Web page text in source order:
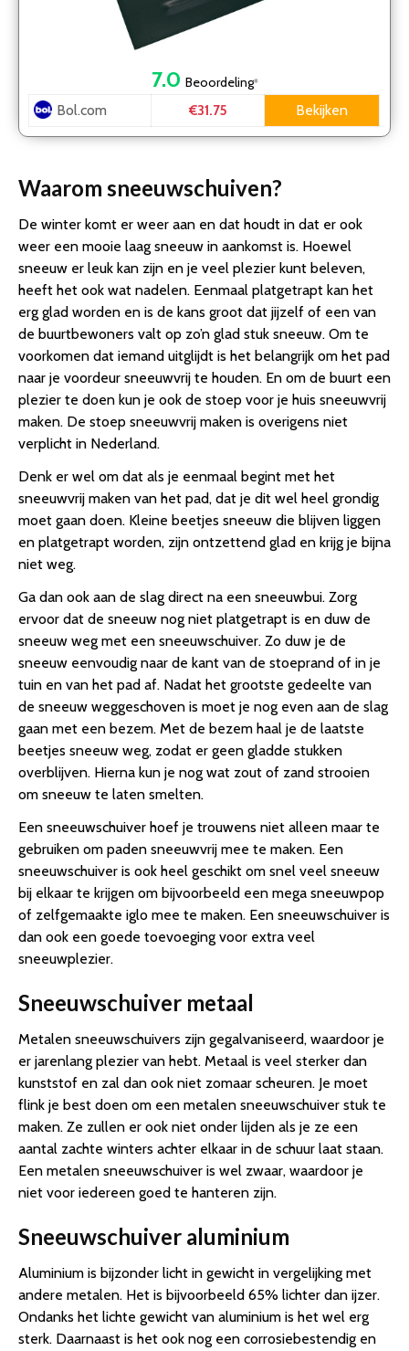
7.0 Beoordeling*
Bol.com €31.75 Bekijken
Waarom sneeuwschuiven?
De winter komt er weer aan en dat houdt in dat er ook
weer een mooie laag sneeuw in aankomst is. Hoewel
sneeuw er leuk kan zijn en je veel plezier kunt beleven,
heeft het ook wat nadelen. Eenmaal platgetrapt kan het
erg glad worden en is de kans groot dat jijzelf of een van
de buurtbewoners valt op zo’n glad stuk sneeuw. Om te
voorkomen dat iemand uitglijdt is het belangrijk om het pad
naar je voordeur sneeuwvrij te houden. En om de buurt een
plezier te doen kun je ook de stoep voor je huis sneeuwvrij
maken. De stoep sneeuwvrij maken is overigens niet
verplicht in Nederland.
Denk er wel om dat als je eenmaal begint met het
sneeuwvrij maken van het pad, dat je dit wel heel grondig
moet gaan doen. Kleine beetjes sneeuw die blijven liggen
en platgetrapt worden, zijn ontzettend glad en krijg je bijna
niet weg.
Ga dan ook aan de slag direct na een sneeuwbui. Zorg
ervoor dat de sneeuw nog niet platgetrapt is en duw de
sneeuw weg met een sneeuwschuiver. Zo duw je de
sneeuw eenvoudig naar de kant van de stoeprand of in je
tuin en van het pad af. Nadat het grootste gedeelte van
de sneeuw weggeschoven is moet je nog even aan de slag
gaan met een bezem. Met de bezem haal je de laatste
beetjes sneeuw weg, zodat er geen gladde stukken
overblijven. Hierna kun je nog wat zout of zand strooien
om sneeuw te laten smelten.
Een sneeuwschuiver hoef je trouwens niet alleen maar te
gebruiken om paden sneeuwvrij mee te maken. Een
sneeuwschuiver is ook heel geschikt om snel veel sneeuw
bij elkaar te krijgen om bijvoorbeeld een mega sneeuwpop
of zelfgemaakte iglo mee te maken. Een sneeuwschuiver is
dan ook een goede toevoeging voor extra veel
sneeuwplezier.
Sneeuwschuiver metaal
Metalen sneeuwschuivers zijn gegalvaniseerd, waardoor je
er jarenlang plezier van hebt. Metaal is veel sterker dan
kunststof en zal dan ook niet zomaar scheuren. Je moet
flink je best doen om een metalen sneeuwschuiver stuk te
maken. Ze zullen er ook niet onder lijden als je ze een
aantal zachte winters achter elkaar in de schuur laat staan.
Een metalen sneeuwschuiver is wel zwaar, waardoor je
niet voor iedereen goed te hanteren zijn.
Sneeuwschuiver aluminium
Aluminium is bijzonder licht in gewicht in vergelijking met
andere metalen. Het is bijvoorbeeld 65% lichter dan ijzer.
Ondanks het lichte gewicht van aluminium is het wel erg
sterk. Daarnaast is het ook nog een corrosiebestendig en